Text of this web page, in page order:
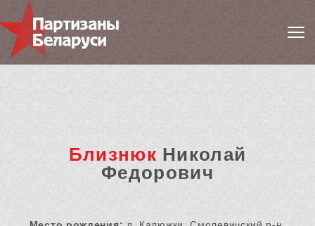
Близнюк Николай
Федорович